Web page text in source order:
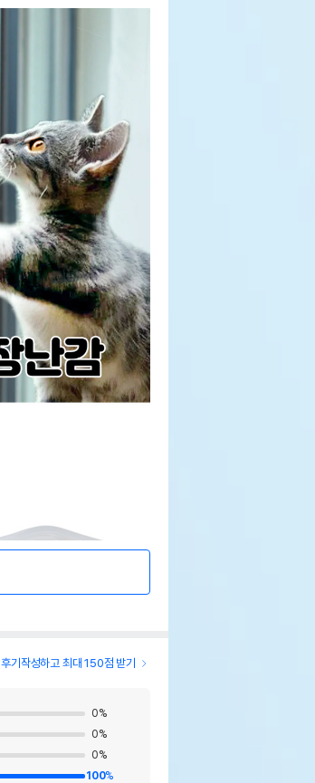
후기작성하고 최대 150점 받기
0%
0%
0%
100%